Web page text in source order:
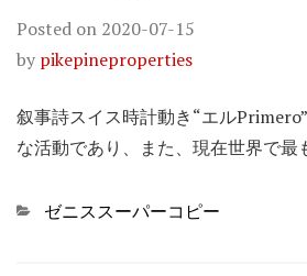
Posted on 2020-07-15
by pikepineproperties
叙事詩スイス時計動き“エル
な活動であり、また、現在世界で
Categories
ゼニススーパーコピー